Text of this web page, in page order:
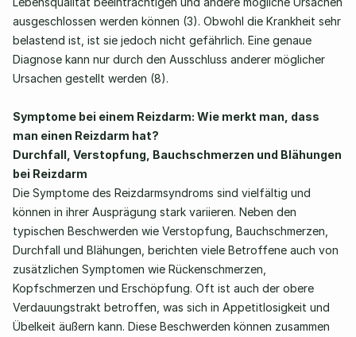
ausgeschlossen werden können (3). Obwohl die Krankheit sehr
belastend ist, ist sie jedoch nicht gefährlich. Eine genaue
Diagnose kann nur durch den Ausschluss anderer möglicher
Ursachen gestellt werden (8).
Symptome bei einem Reizdarm: Wie merkt man, dass
man einen Reizdarm hat?
Durchfall, Verstopfung, Bauchschmerzen und Blähungen
bei Reizdarm
Die Symptome des Reizdarmsyndroms sind vielfältig und
können in ihrer Ausprägung stark variieren. Neben den
typischen Beschwerden wie Verstopfung, Bauchschmerzen,
Durchfall und Blähungen, berichten viele Betroffene auch von
zusätzlichen Symptomen wie Rückenschmerzen,
Kopfschmerzen und Erschöpfung. Oft ist auch der obere
Verdauungstrakt betroffen, was sich in Appetitlosigkeit und
Übelkeit äußern kann. Diese Beschwerden können zusammen